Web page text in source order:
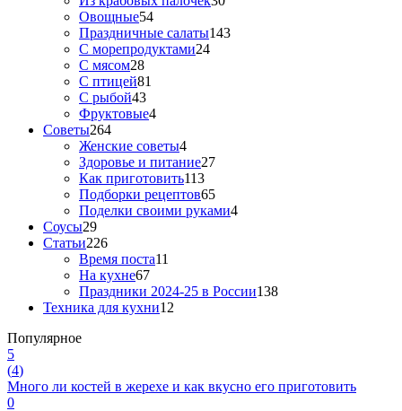
Овощные54
Праздничные салаты143
С морепродуктами24
С мясом28
С птицей81
С рыбой43
Фруктовые4
Советы264
Женские советы4
Здоровье и питание27
Как приготовить113
Подборки рецептов65
Поделки своими руками4
Соусы29
Статьи226
Время поста11
На кухне67
Праздники 2024-25 в России138
Техника для кухни12
Популярное
5
(4)
Много ли костей в жерехе и как вкусно его приготовить
0